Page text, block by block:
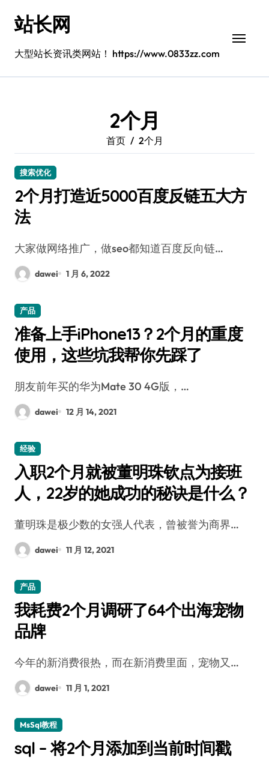
站长网
大型站长资讯类网站！ https://www.0833zz.com
2个月
首页 2个月
搜索优化
2个月打造近5000百度反链五大方
法
大家做网络推广，做seo都知道百度反向链…
dawei 1 月 6, 2022
产品
准备上手iPhone13？2个月的重度
使用，这些坑我帮你先踩了
朋友前年买的华为Mate 30 4G版，…
dawei 12 月 14, 2021
经验
入职2个月就被董明珠钦点为接班
人，22岁的她成功的秘诀是什么？
董明珠是极少数的女强人代表，曾被誉为商界…
dawei 11 月 12, 2021
产品
我耗费2个月调研了64个出海宠物
品牌
今年的新消费很热，而在新消费里面，宠物又…
dawei 11 月 1, 2021
MsSql教程
sql – 将2个月添加到当前时间戳